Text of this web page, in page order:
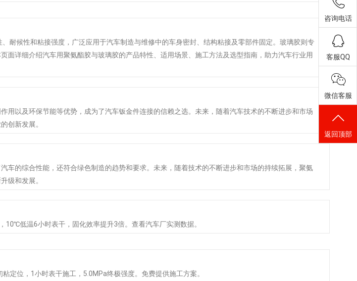
耐候性和粘接强度，广泛应用于汽车制造与维修中的车身密封、结构粘接及零部件固定。玻璃胶则专
面详细介绍汽车用聚氨酯胶与玻璃胶的产品特性、适用场景、施工方法及选型指南，助力汽车行业用
用以及环保节能等优势，成为了汽车钣金件连接的信赖之选。未来，随着汽车技术的不断进步和市场
创新发展。
车的综合性能，还符合绿色制造的趋势和要求。未来，随着技术的不断进步和市场的持续拓展，聚氨
级和发展。
低温6小时表干，固化效率提升3倍。查看汽车厂实测数据。
定位，1小时表干施工，5.0MPa终极强度。免费提供施工方案。
咨询电话
客服QQ
微信客服
返回顶部